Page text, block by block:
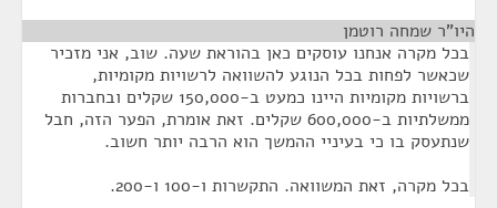
היו"ר שמחה רוטמן
בכל מקרה אנחנו עוסקים כאן בהוראת שעה. שוב, אני מזכיר
שכאשר לפחות בכל הנוגע להשוואה לרשויות מקומיות,
ברשויות מקומיות היינו כמעט ב-150,000 שקלים ובחברות
ממשלתיות ב-600,000 שקלים. זאת אומרת, הפער הזה, חבל
שנתעסק בו כי בעיניי ההמשך הוא הרבה יותר חשוב.
בכל מקרה, זאת המשוואה. התקשרות ו-100 ו-200.